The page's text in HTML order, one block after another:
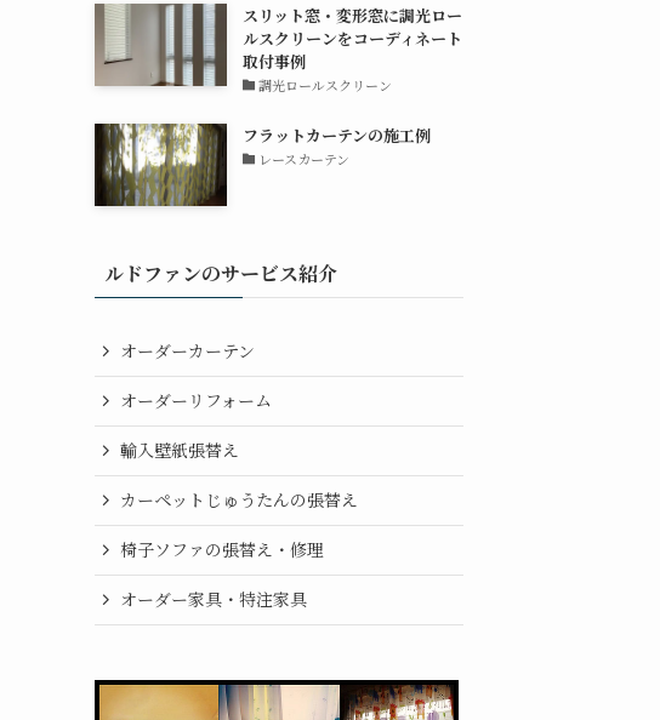
スリット窓・変形窓に調光ロー
ルスクリーンをコーディネート
取付事例
調光ロールスクリーン
フラットカーテンの施工例
レースカーテン
ルドファンのサービス紹介
オーダーカーテン
オーダーリフォーム
輸入壁紙張替え
カーペットじゅうたんの張替え
椅子ソファの張替え・修理
オーダー家具・特注家具